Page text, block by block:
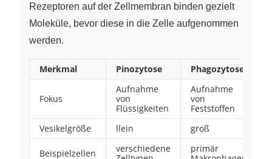
Rezeptoren auf der Zellmembran binden gezielt
Moleküle, bevor diese in die Zelle aufgenommen
werden.
Merkmal Pinozytose Phagozytose
Fokus
Aufnahme
von
Flüssigkeiten
Aufnahme
von
Feststoffen
Vesikelgröße
llein groß
Beispielzellen
verschiedene
primär